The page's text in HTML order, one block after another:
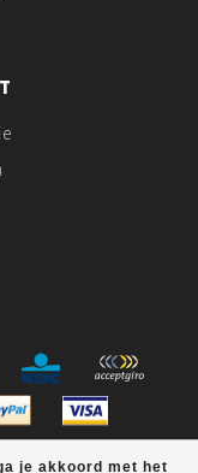
je akkoord met het